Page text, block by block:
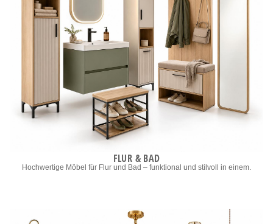
FLUR & BAD
Hochwertige Möbel für Flur und Bad – funktional und stilvoll in einem.